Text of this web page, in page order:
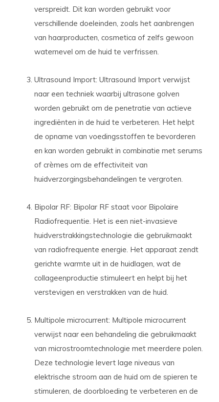
verspreidt. Dit kan worden gebruikt voor
verschillende doeleinden, zoals het aanbrengen
van haarproducten, cosmetica of zelfs gewoon
waternevel om de huid te verfrissen.
Ultrasound Import: Ultrasound Import verwijst
naar een techniek waarbij ultrasone golven
worden gebruikt om de penetratie van actieve
ingrediënten in de huid te verbeteren. Het helpt
de opname van voedingsstoffen te bevorderen
en kan worden gebruikt in combinatie met serums
of crèmes om de effectiviteit van
huidverzorgingsbehandelingen te vergroten.
Bipolar RF: Bipolar RF staat voor Bipolaire
Radiofrequentie. Het is een niet-invasieve
huidverstrakkingstechnologie die gebruikmaakt
van radiofrequente energie. Het apparaat zendt
gerichte warmte uit in de huidlagen, wat de
collageenproductie stimuleert en helpt bij het
verstevigen en verstrakken van de huid.
Multipole microcurrent: Multipole microcurrent
verwijst naar een behandeling die gebruikmaakt
van microstroomtechnologie met meerdere polen.
Deze technologie levert lage niveaus van
elektrische stroom aan de huid om de spieren te
stimuleren, de doorbloeding te verbeteren en de